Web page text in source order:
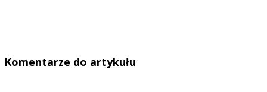
Komentarze do artykułu